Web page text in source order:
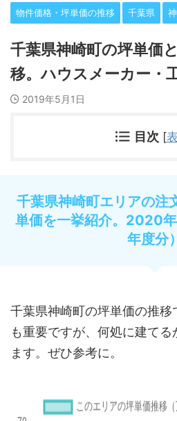
物件価格・坪単価の推移 千葉県
千葉県神崎町の坪単価
移。ハウスメーカー・
2019年5月1日
目次 [
千葉県神崎町エリアの注
単価を一挙紹介。2020
年度分）
千葉県神崎町の坪単価の推
も重要ですが、何処に建てる
ます。ぜひ参考に。